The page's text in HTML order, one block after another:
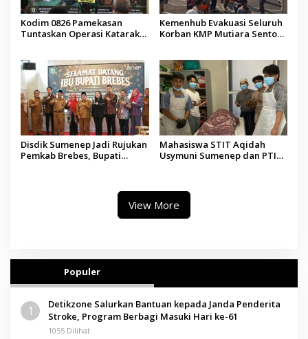
Kodim 0826 Pamekasan
Tuntaskan Operasi Katarak
Kemenhub Evakuasi Seluruh
Korban KMP Mutiara Sentosa
Disdik Sumenep Jadi Rujukan
Pemkab Brebes, Bupati
Mahasiswa STIT Aqidah
Usymuni Sumenep dan PTIQ
View More
Populer
1
Detikzone Salurkan Bantuan kepada Janda Penderita
Stroke, Program Berbagi Masuki Hari ke-61
1055 Dilihat